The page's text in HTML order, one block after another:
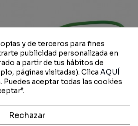
y de terceros para fines
publicidad personalizada en
a partir de tus hábitos de
páginas visitadas). Clica AQUÍ
Puedes aceptar todas las cookies
Rechazar